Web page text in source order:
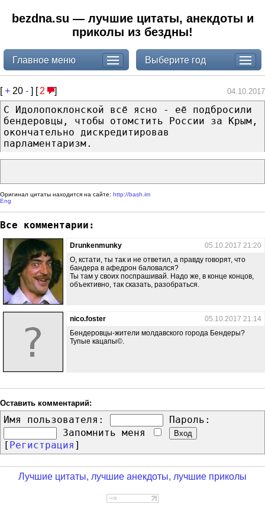
bezdna.su — лучшие цитаты, анекдоты и
приколы из бездны!
Главное меню Выберите год
[+ 20 - ] [ 2 ] 04.10.2017
С Идолопоклонской всё ясно - её подбросили
бендеровцы, чтобы отомстить России за Крым,
окончательно дискредитировав
парламентаризм.
Оригинал цитаты находится на сайте: http://bash.im
Eng
Все комментарии:
Drunkenmunky
05.10.2017 21:20
О, кстати, ты так и не ответил, а правду говорят, что
бандера в афедрон баловался?
Ты там у своих поспрашивай. Надо же, в конце концов,
объективно, так сказать, разобраться.
nico.foster
05.10.2017 21:14
Бендеровцы-жители молдавского города Бендеры?
Тупые кацапы©.
Оставить комментарий:
Имя пользователя:
Пароль:
Запомнить меня
[ Регистрация ]
Лучшие цитаты, лучшие анекдоты, лучшие приколы